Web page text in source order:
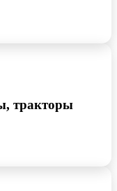
тракторы